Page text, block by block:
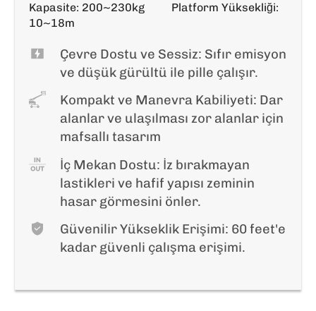
Kapasite: 200~230kg
Platform Yüksekliği:
10~18m
Çevre Dostu ve Sessiz: Sıfır emisyon
ve düşük gürültü ile pille çalışır.
Kompakt ve Manevra Kabiliyeti: Dar
alanlar ve ulaşılması zor alanlar için
mafsallı tasarım
İç Mekan Dostu: İz bırakmayan
lastikleri ve hafif yapısı zeminin
hasar görmesini önler.
Güvenilir Yükseklik Erişimi: 60 feet'e
kadar güvenli çalışma erişimi.